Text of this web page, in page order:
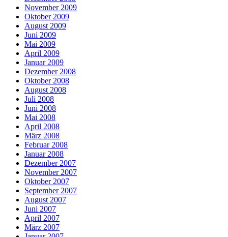
November 2009
Oktober 2009
August 2009
Juni 2009
Mai 2009
April 2009
Januar 2009
Dezember 2008
Oktober 2008
August 2008
Juli 2008
Juni 2008
Mai 2008
April 2008
März 2008
Februar 2008
Januar 2008
Dezember 2007
November 2007
Oktober 2007
September 2007
August 2007
Juni 2007
April 2007
März 2007